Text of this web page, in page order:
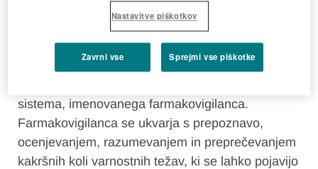
V družbi Berlin-Chemie Menarini nenehno
spremljamo varnost zdravil, saj je varnost
bolnikov za nas najpomembnejša.
sistema, imenovanega farmakovigilanca.
Farmakovigilanca se ukvarja s prepoznavo,
ocenjevanjem, razumevanjem in preprečevanjem
kakršnih koli varnostnih težav, ki se lahko pojavijo
Nastavitve piškotkov
Zavrni vse Sprejmi vse piškotke